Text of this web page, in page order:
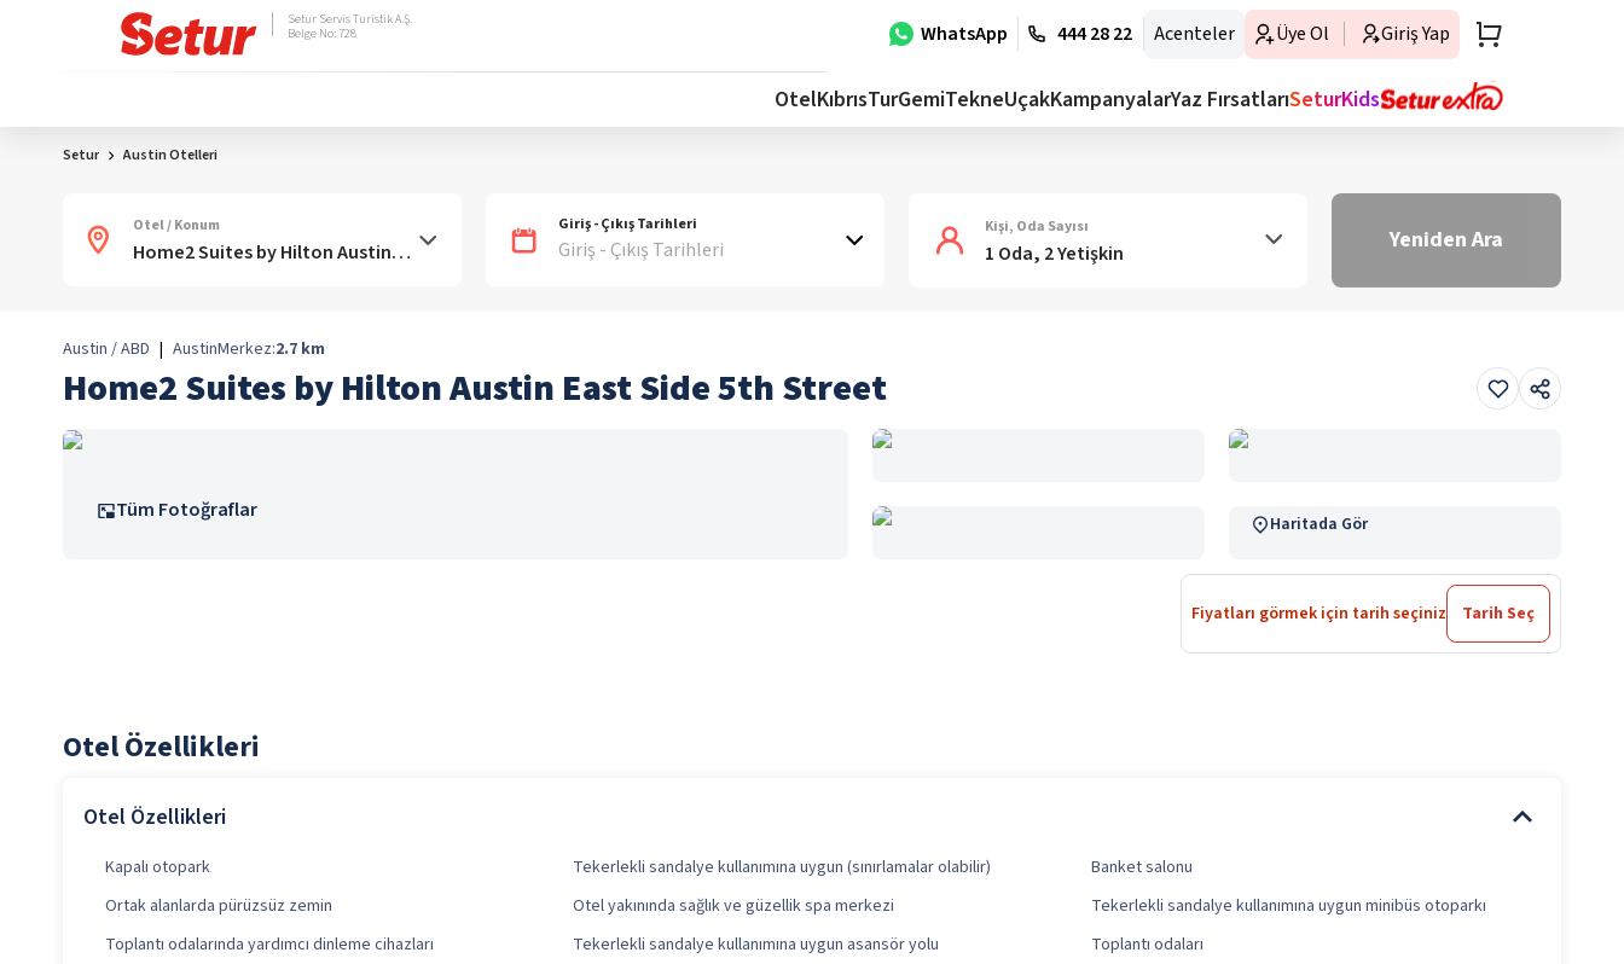
WhatsApp 444 28 22 Acenteler Üye Ol Giriş Yap
Setur Servis Turistik A.Ş.
Belge No: 728
OtelKıbrısTurGemiTekneUçakKampanyalarYaz FırsatlarıSeturKids
Setur Austin Otelleri
Otel / Konum Giriş - Çıkış Tarihleri
Giriş - Çıkış Tarihleri
Kişi, Oda Sayısı
1 Oda, 2 Yetişkin Yeniden Ara
Austin / ABD | AustinMerkez:2.7 km
Home2 Suites by Hilton Austin East Side 5th Street
Tüm Fotoğraflar
Haritada Gör
Fiyatları görmek için tarih seçiniz Tarih Seç
Otel Özellikleri
Otel Özellikleri
Kapalı otopark Tekerlekli sandalye kullanımına uygun (sınırlamalar olabilir)
Banket salonu
Ortak alanlarda pürüzsüz zemin
Otel yakınında sağlık ve güzellik spa merkezi
Tekerlekli sandalye kullanımına uygun minibüs otoparkı
Toplantı odalarında yardımcı dinleme cihazları
Tekerlekli sandalye kullanımına uygun asansör yolu
Toplantı odaları